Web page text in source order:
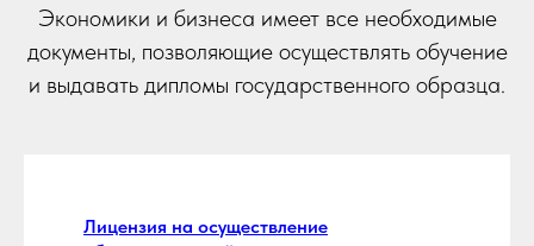
Экономики и бизнеса имеет все необходимые
документы, позволяющие осуществлять обучение
и выдавать дипломы государственного образца.
Лицензия на осуществление